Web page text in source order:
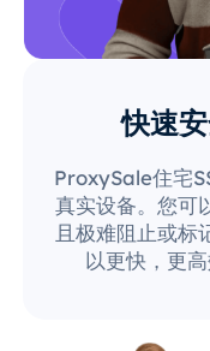
快速
ProxySale住宅
真实设备。您可
且极难阻止或标
以更快，更